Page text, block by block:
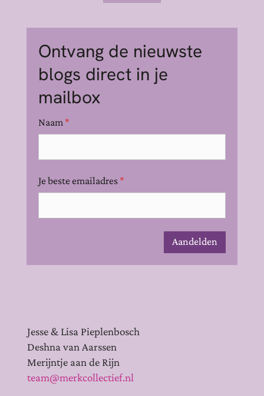
Ontvang de nieuwste
blogs direct in je
mailbox
Naam *
Je beste emailadres *
Aandelden
Jesse & Lisa Pieplenbosch
Deshna van Aarssen
Merijntje aan de Rijn
team@merkcollectief.nl